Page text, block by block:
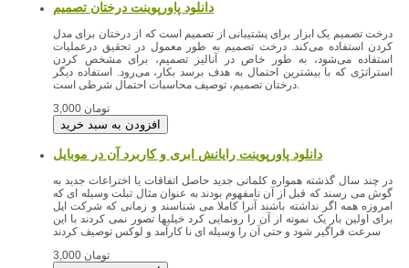
درخت تصمیم یک ابزار برای پشتیبانی از تصمیم است که از درختان برای مدل
کردن استفاده می‌کند. درخت تصمیم به طور معمول در تحقیق درعملیات
استفاده می‌شود، به طور خاص در آنالیز تصمیم، برای مشخص کردن
استراتژی که با بیشترین احتمال به هدف برسد بکار، می‌رود. استفاده دیگر
درختان تصمیم، توصیف محاسبات احتمال شرطی است.
3,000 تومان
دانلود پاورپوینت رایانش ابری و کاربرد آن در موبایل
در چند سال گذشته همواره کلماتی جدید حاصل اتفاقات یا اختراعات جدید به
گوش می رسند که قبل از آن نامفهوم بودند به عنوان مثال تبلت وسیله ای که
امروزه همه اگر نداشته باشند آنرا کاملا می شناسند و زمانی که شرکت اپل
برای اولین بار یک نمونه از آن را رونمایی کرد خیلیها تصور نمی کردند با این
سرعت فراگیر شود و حتی آن را وسیله ای نا کارآمد و لوکس توصیف کردند
3,000 تومان